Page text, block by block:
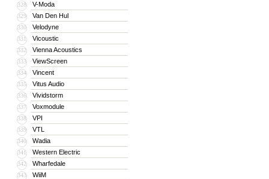
328 V-Moda
329 Van Den Hul
330 Velodyne
331 Vicoustic
332 Vienna Acoustics
333 ViewScreen
334 Vincent
335 Vitus Audio
336 Vividstorm
337 Voxmodule
338 VPI
339 VTL
340 Wadia
341 Western Electric
342 Wharfedale
343 WiiM